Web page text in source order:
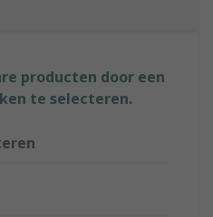
producten door een
te selecteren.